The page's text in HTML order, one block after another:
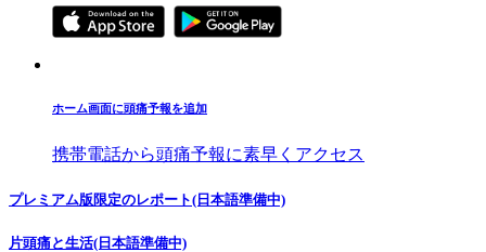
ホーム画面に頭痛予報を追加
携帯電話から頭痛予報に素早くアクセス
プレミアム版限定のレポート(日本語準備中)
片頭痛と生活(日本語準備中)